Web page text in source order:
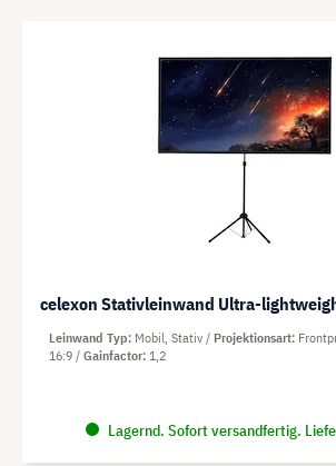
celexon Stativleinwand Ultra-
Lagernd. Sofort versandfertig.
Leinwand Typ Mobil, Stativ Projektionsart
16:9
Gainfactor 1,2